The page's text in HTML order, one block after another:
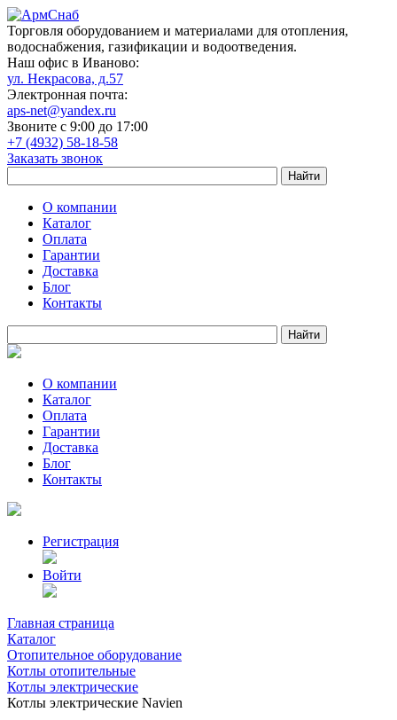
Торговля оборудованием и материалами для отопления,
водоснабжения, газификации и водоотведения.
Наш офис в Иваново:
ул. Некрасова, д.57
Электронная почта:
aps-net@yandex.ru
Звоните с 9:00 до 17:00
+7 (4932) 58-18-58
Заказать звонок
О компании
Каталог
Оплата
Гарантии
Доставка
Блог
Контакты
О компании
Каталог
Оплата
Гарантии
Доставка
Блог
Контакты
Регистрация
Войти
Главная страница
Каталог
Отопительное оборудование
Котлы отопительные
Котлы электрические
Котлы электрические Navien